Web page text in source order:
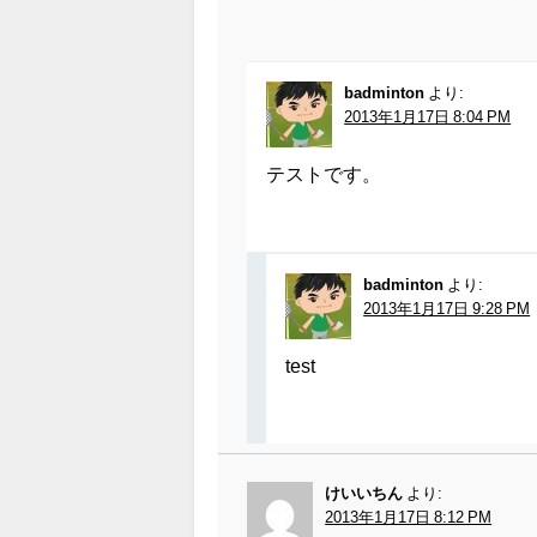
badminton より:
2013年1月17日 8:04 PM
テストです。
badminton より:
2013年1月17日 9:28 PM
test
けいいちん より:
2013年1月17日 8:12 PM